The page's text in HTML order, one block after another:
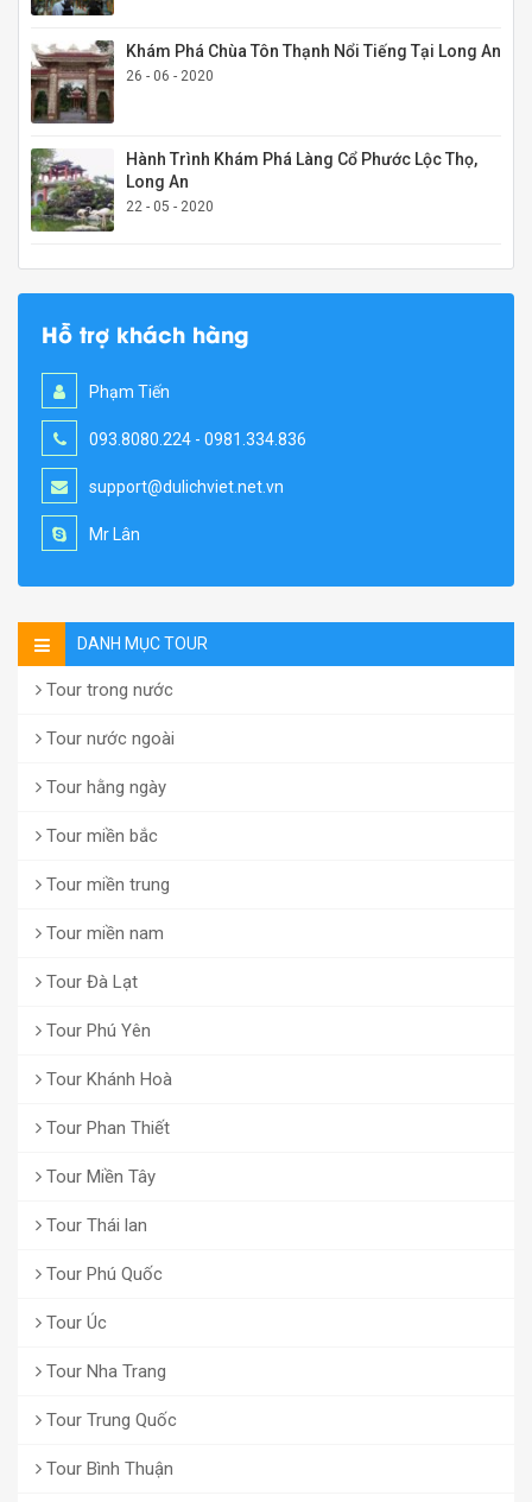
Khám Phá Chùa Tôn Thạnh Nổi Tiếng Tại Long An
26 - 06 - 2020
Hành Trình Khám Phá Làng Cổ Phước Lộc Thọ,
Long An
22 - 05 - 2020
Hỗ trợ khách hàng
Phạm Tiến
093.8080.224 - 0981.334.836
support@dulichviet.net.vn
Mr Lân
DANH MỤC TOUR
Tour trong nước
Tour nước ngoài
Tour hằng ngày
Tour miền bắc
Tour miền trung
Tour miền nam
Tour Đà Lạt
Tour Phú Yên
Tour Khánh Hoà
Tour Phan Thiết
Tour Miền Tây
Tour Thái lan
Tour Phú Quốc
Tour Úc
Tour Nha Trang
Tour Trung Quốc
Tour Bình Thuận